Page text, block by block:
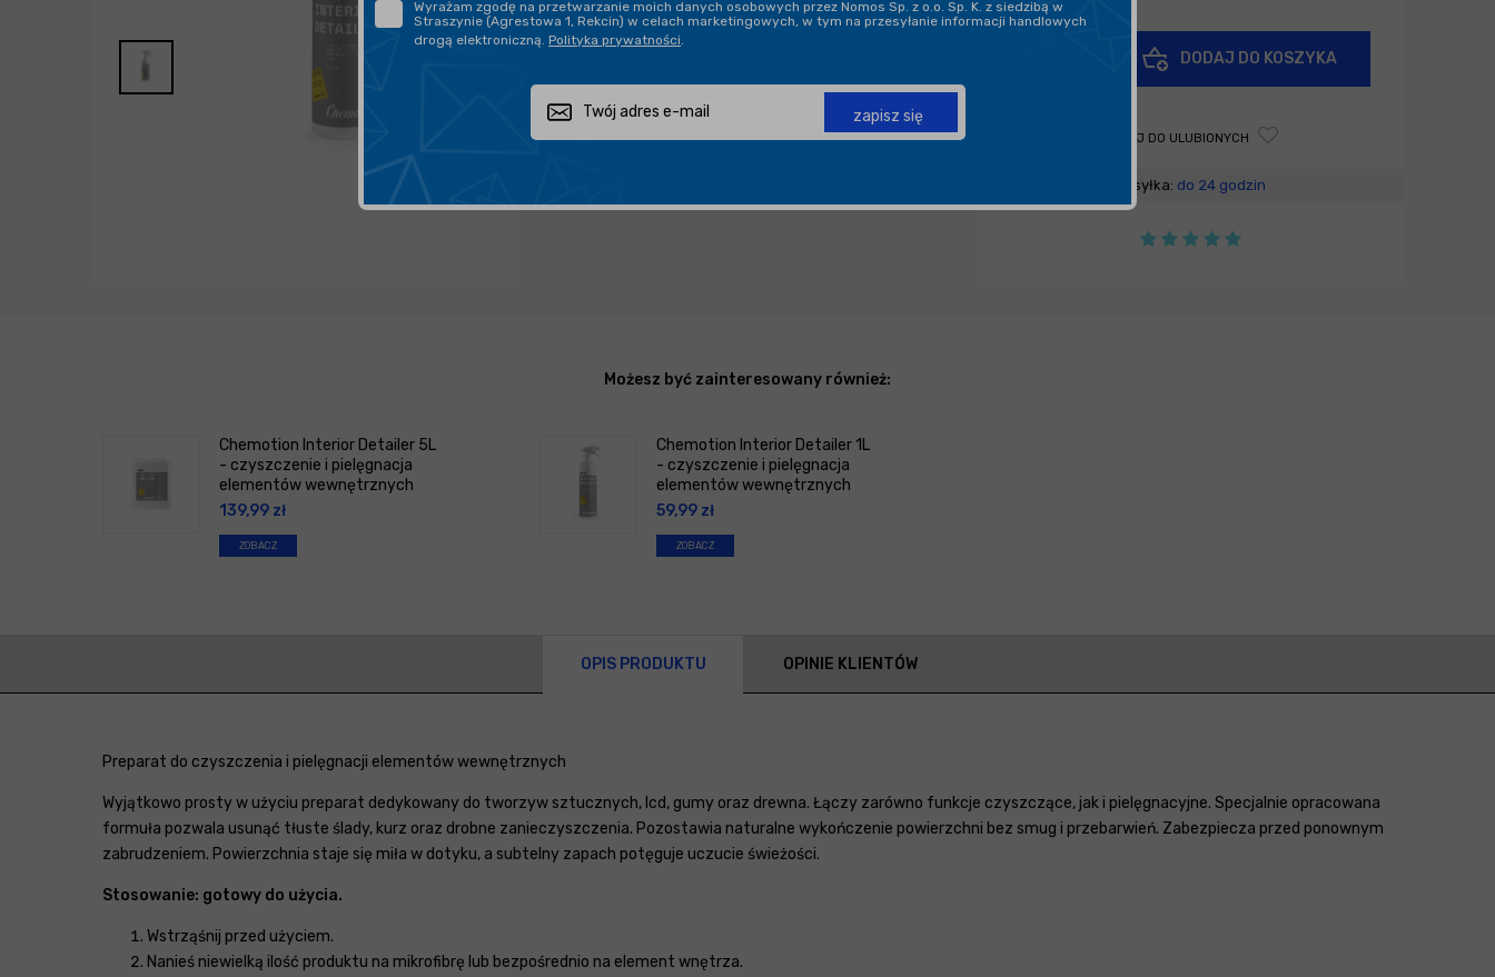
PROFESJONALNE DORADZTWO
Udostępnij
DODAJ DO KOSZYKA
DODAJ DO ULUBIONYCH
Wysyłka: do 24 godzin
Możesz być zainteresowany również:
Chemotion Interior Detailer 5L
- czyszczenie i pielęgnacja
elementów wewnętrznych
139,99 zł
ZOBACZ
Chemotion Interior Detailer 1L
- czyszczenie i pielęgnacja
elementów wewnętrznych
59,99 zł
ZOBACZ
OPIS PRODUKTU OPINIE KLIENTÓW
Preparat do czyszczenia i pielęgnacji elementów wewnętrznych
Wyjątkowo prosty w użyciu preparat dedykowany do tworzyw sztucznych, lcd, gumy oraz drewna. Łączy zarówno funkcje czyszczące, jak i pielęgnacyjne. Specjalnie opracowana
formuła pozwala usunąć tłuste ślady, kurz oraz drobne zanieczyszczenia. Pozostawia naturalne wykończenie powierzchni bez smug i przebarwień. Zabezpiecza przed ponownym
zabrudzeniem. Powierzchnia staje się miła w dotyku, a subtelny zapach potęguje uczucie świeżości.
Stosowanie: gotowy do użycia.
Wstrząśnij przed użyciem.
Nanieś niewielką ilość produktu na mikrofibrę lub bezpośrednio na element wnętrza.
Wyrażam zgodę na przetwarzanie moich danych osobowych przez Nomos Sp. z o.o. Sp. K. z siedzibą w
Straszynie (Agrestowa 1, Rekcin) w celach marketingowych, w tym na przesyłanie informacji handlowych
drogą elektroniczną. Polityka prywatności
zapisz się